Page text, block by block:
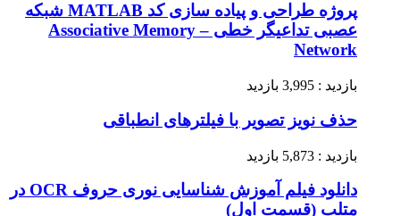
پروژه طراحی و پیاده سازی کد MATLAB شبکه‌
عصبی تداعیگر خطی – Associative Memory
Network
بازدید : 3,995 بازدید
حذف نویز تصویر با فیلترهای انطباقی
بازدید : 5,873 بازدید
دانلود فیلم آموزش شناسایی نوری حروف OCR در
متلب (قسمت اول)